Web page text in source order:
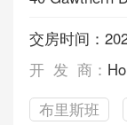
交房时间：
开 发 商：
布里斯班